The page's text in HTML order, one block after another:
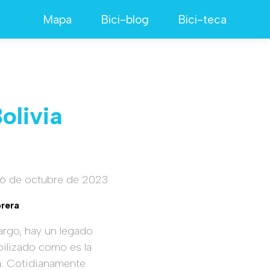
Mapa Bici-blog Bici-teca
de octubre de 2023
hay un legado
como es la
Cotidianamente